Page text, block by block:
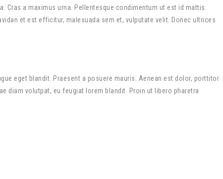
Cras a maximus urna. Pellentesque condimentum ut est id mattis.
et est efficitur, malesuada sem et, vulputate velit. Donec ultrices
eget blandit. Praesent a posuere mauris. Aenean est dolor, porttitor
diam volutpat, eu feugiat lorem blandit. Proin ut libero pharetra